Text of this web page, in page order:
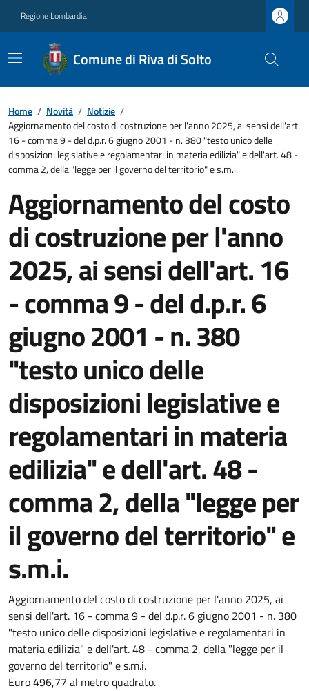
Regione Lombardia
Comune di Riva di Solto
Home / Novità / Notizie /
Aggiornamento del costo di costruzione per l'anno 2025, ai sensi dell'art.
16 - comma 9 - del d.p.r. 6 giugno 2001 - n. 380 "testo unico delle
disposizioni legislative e regolamentari in materia edilizia" e dell'art. 48 -
comma 2, della "legge per il governo del territorio" e s.m.i.
Aggiornamento del costo
di costruzione per l'anno
2025, ai sensi dell'art. 16
- comma 9 - del d.p.r. 6
giugno 2001 - n. 380
"testo unico delle
disposizioni legislative e
regolamentari in materia
edilizia" e dell'art. 48 -
comma 2, della "legge per
il governo del territorio" e
s.m.i.
Aggiornamento del costo di costruzione per l'anno 2025, ai
sensi dell'art. 16 - comma 9 - del d.p.r. 6 giugno 2001 - n. 380
"testo unico delle disposizioni legislative e regolamentari in
materia edilizia" e dell'art. 48 - comma 2, della "legge per il
governo del territorio" e s.m.i.
Euro 496,77 al metro quadrato.